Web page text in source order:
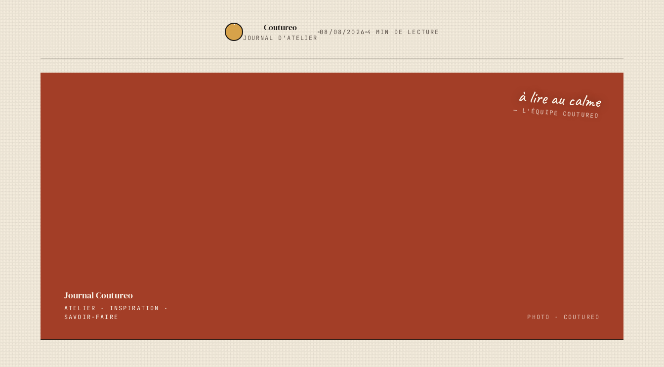
Coutureo
JOURNAL D'ATELIER
08/08/2026 4 MIN DE LECTURE
à lire au calme
— L'ÉQUIPE COUTUREO
Journal Coutureo
ATELIER · INSPIRATION ·
SAVOIR-FAIRE
PHOTO · COUTUREO